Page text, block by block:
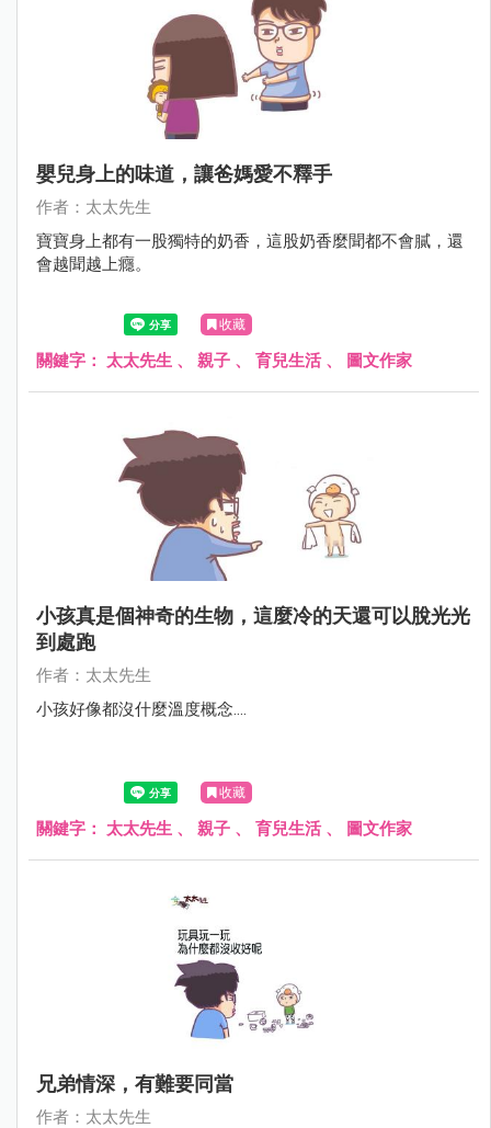
嬰兒身上的味道，讓爸媽愛不釋手
作者：太太先生
寶寶身上都有一股獨特的奶香，這股奶香麼聞都不會膩，還
會越聞越上癮。
收藏
關鍵字： 太太先生 、 親子 、 育兒生活、 圖文作家
小孩真是個神奇的生物，這麼冷的天還可以脫光光
到處跑
作者：太太先生
小孩好像都沒什麼溫度概念....
收藏
關鍵字： 太太先生 、 親子 、 育兒生活、 圖文作家
兄弟情深，有難要同當
作者：太太先生